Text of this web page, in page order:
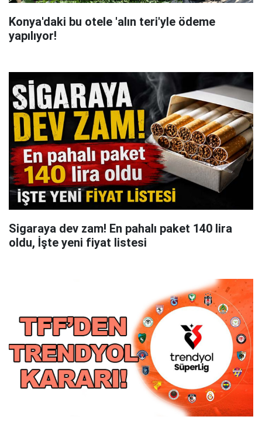
Konya'daki bu otele 'alın teri'yle ödeme
yapılıyor!
Sigaraya dev zam! En pahalı paket 140 lira
oldu, İşte yeni fiyat listesi